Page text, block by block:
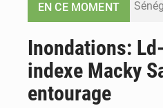
EN CE MOMENT
Inondations:
indexe Macky
entourage